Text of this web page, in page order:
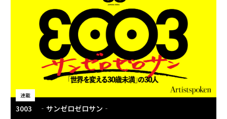
連載
3003 ‐サンゼロゼロサン‐